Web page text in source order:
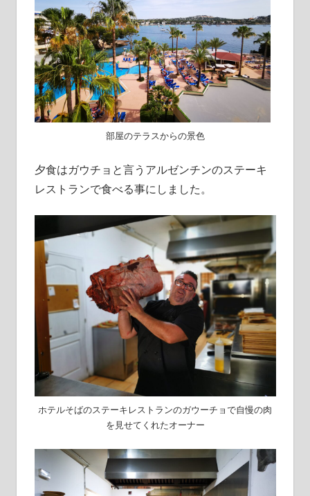
部屋のテラスからの景色
夕食はガウチョと言うアルゼンチンのステーキ
レストランで食べる事にしました。
ホテルそばのステーキレストランのガウーチョで自慢の肉
を見せてくれたオーナー